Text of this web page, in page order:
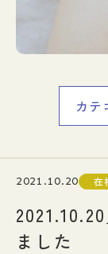
キャンパスラ
進路・就職
イベント
2021.10.20 在
ました